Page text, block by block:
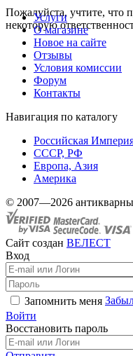
Пожалуйста, учтите, что
некоторую
Услуги
О магазине
Новое на сайте
Отзывы
Условия комиссии
Форум
Контакты
Навигация по каталогу
Российская
СССР, РФ
Европа, Азия
Америка
© 2007—2026
Сайт создан ВЕЛЕСТ
Вход
Запомнить меня
Войти
Восстановить пароль